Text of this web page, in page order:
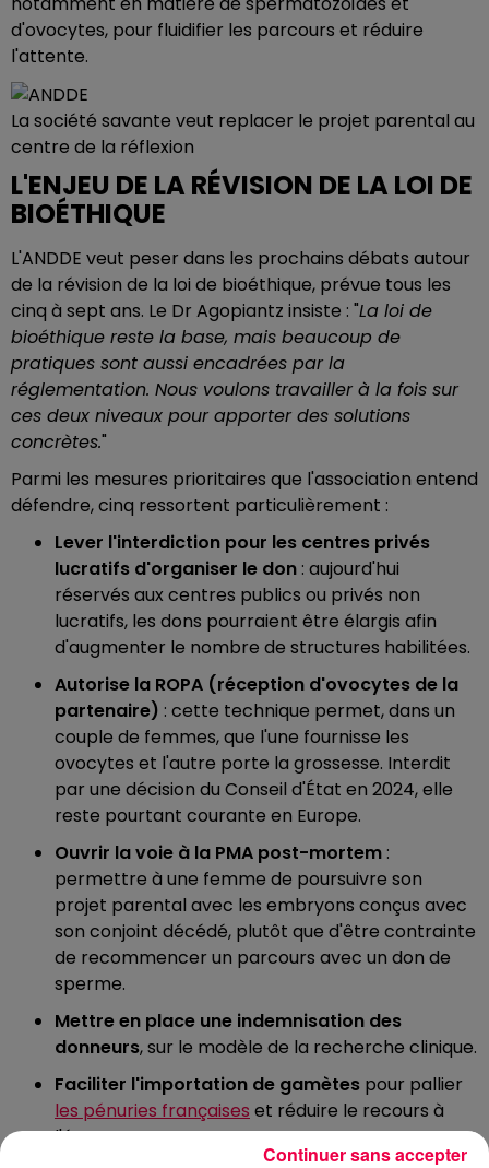
d'ovocytes, pour fluidifier les parcours et réduire
l'attente.
La société savante veut replacer le projet parental au
centre de la réflexion
L'ENJEU DE LA RÉVISION DE LA LOI DE
BIOÉTHIQUE
L'ANDDE veut peser dans les prochains débats autour
de la révision de la loi de bioéthique, prévue tous les
cinq à sept ans. Le Dr Agopiantz insiste : "La loi de
bioéthique reste la base, mais beaucoup de
pratiques sont aussi encadrées par la
réglementation. Nous voulons travailler à la fois sur
ces deux niveaux pour apporter des solutions
concrètes."
Parmi les mesures prioritaires que l'association entend
défendre, cinq ressortent particulièrement :
Lever l'interdiction pour les centres privés
lucratifs d'organiser le don : aujourd'hui
réservés aux centres publics ou privés non
lucratifs, les dons pourraient être élargis afin
d'augmenter le nombre de structures habilitées.
Autorise la ROPA (réception d'ovocytes de la
partenaire) : cette technique permet, dans un
couple de femmes, que l'une fournisse les
ovocytes et l'autre porte la grossesse. Interdit
par une décision du Conseil d'État en 2024, elle
reste pourtant courante en Europe.
Ouvrir la voie à la PMA post-mortem :
permettre à une femme de poursuivre son
projet parental avec les embryons conçus avec
son conjoint décédé, plutôt que d'être contrainte
de recommencer un parcours avec un don de
sperme.
Mettre en place une indemnisation des
donneurs, sur le modèle de la recherche clinique.
Faciliter l'importation de gamètes pour pallier
les pénuries françaises et réduire le recours à
l'étranger.
Continuer sans accepter